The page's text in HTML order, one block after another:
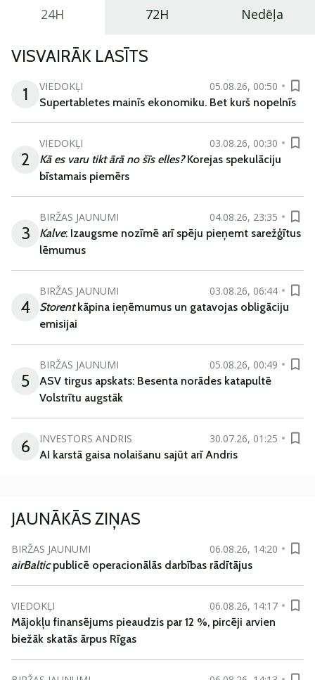
24H 72H Nedēļa
VISVAIRĀK LASĪTS
1
VIEDOKĻI
05.08.26, 00:50
Supertabletes mainīs ekonomiku. Bet kurš nopelnīs
2
VIEDOKĻI
03.08.26, 00:30
Kā es varu tikt ārā no šīs elles?Korejas spekulāciju
bīstamais piemērs
3
BIRŽAS JAUNUMI
04.08.26, 23:35
Kalve: Izaugsme nozīmē arī spēju pieņemt sarežģītus
lēmumus
4
BIRŽAS JAUNUMI
03.08.26, 06:44
Storentkāpina ieņēmumus un gatavojas obligāciju
emisijai
5
BIRŽAS JAUNUMI
05.08.26, 00:49
ASV tirgus apskats: Besenta norādes katapultē
Volstrītu augstāk
6 INVESTORS ANDRIS
30.07.26, 01:25
AI karstā gaisa nolaišanu sajūt arī Andris
JAUNĀKĀS ZIŅAS
BIRŽAS JAUNUMI
06.08.26, 14:20
airBalticpublicē operacionālās darbības rādītājus
VIEDOKĻI
06.08.26, 14:17
Mājokļu finansējums pieaudzis par 12 %, pircēji arvien
biežāk skatās ārpus Rīgas